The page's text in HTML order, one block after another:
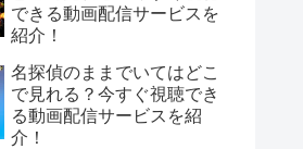
できる動画配信サービスを
紹介！
名探偵のままでいてはどこ
で見れる？今すぐ視聴でき
る動画配信サービスを紹
介！